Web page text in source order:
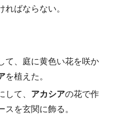
ればならない。
て、庭に黄色い花を咲か
を植えた。
して、 アカシアの花で作
スを玄関に飾る。